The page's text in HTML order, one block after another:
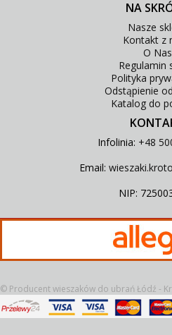
NA
Nasze
Kontakt z
O Nas
Regulamin
Polityka
Odstąpienie
Katalog do
Infolinia: +48
Email:
NIP:
© Producent wieszaków do ubrań Łódź -